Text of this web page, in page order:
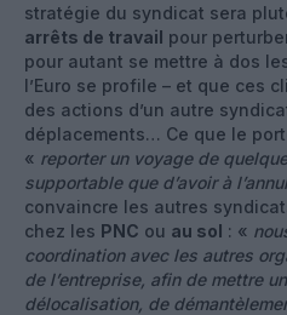
stratégie du syndicat sera
arrêts de travail pour
pour autant se mettre à dos
l’Euro se profile – et que ces
des actions d’un autre
déplacements… Ce que le
« reporter un voyage de
supportable que d’avoir à
convaincre les autres
chez les PNC ou au sol : «
coordination avec les autres
de l’entreprise, afin de mettre
délocalisation, de